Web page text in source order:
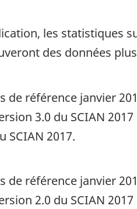
les statistiques
des données
de référence janvier
3.0 du SCIAN
SCIAN 2017.
de référence janvier
2.0 du SCIAN